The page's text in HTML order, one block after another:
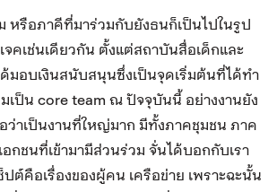
หรือภาคีที่มาร่วมกับยังธนก็เป็นไปในรูป
คเช่นเดียวกัน ตั้งแต่สถาบันสื่อเด็กและ
มอบเงินสนับสนุนซึ่งเป็นจุดเริ่มต้นที่ได้ทำ
เป็น core team ณ ปัจจุบันนี้ อย่างงานยัง
าเป็นงานที่ใหญ่มาก มีทั้งภาคชุมชน ภาค
อกชนที่เข้ามามีส่วนร่วม จั่นได้บอกกับเรา
ปต์คือเรื่องของผู้คน เครือข่าย เพราะฉะนั้น